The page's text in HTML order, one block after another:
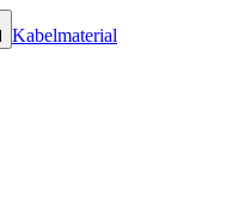
Kabelmaterial